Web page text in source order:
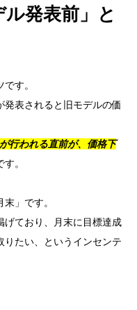
発表前」と
す。
表されると旧モデルの価
行われる直前が、価格下
す。
」です。
げており、月末に目標達成
りたい、というインセンテ